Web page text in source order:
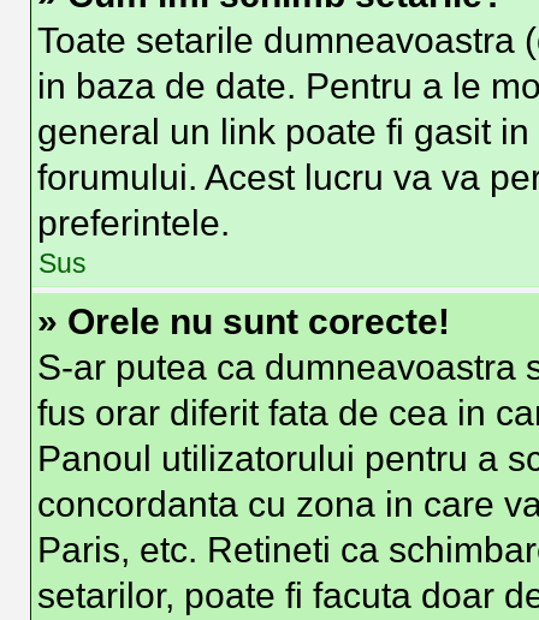
Toate setarile dumneavoastra
in baza de date. Pentru a le
general un link poate fi gasit
forumului. Acest lucru va va
preferintele.
Sus
» Orele nu sunt corecte!
S-ar putea ca dumneavoastra
fus orar diferit fata de cea in
Panoul utilizatorului pentru a
concordanta cu zona in care
Paris, etc. Retineti ca
setarilor, poate fi facuta doar